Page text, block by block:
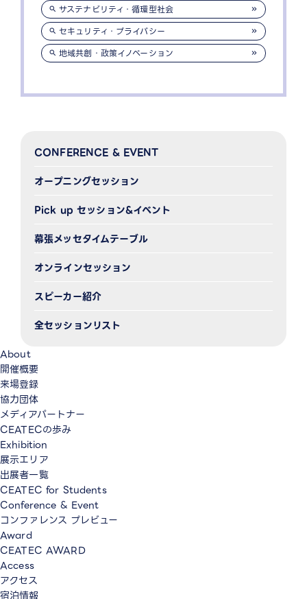
CONFERENCE & EVENT
オープニングセッション
Pick up セッション&イベント
幕張メッセタイムテーブル
オンラインセッション
スピーカー紹介
全セッションリスト
サステナビリティ・循環型社会
セキュリティ・プライバシー
地域共創・政策イノベーション
About
開催概要
来場登録
協力団体
メディアパートナー
CEATECの歩み
Exhibition
展示エリア
出展者一覧
CEATEC for Students
Conference & Event
コンファレンス プレビュー
Award
CEATEC AWARD
Access
アクセス
宿泊情報